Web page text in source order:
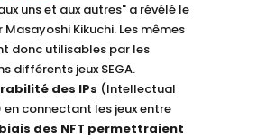
uns et aux autres" a révélé le
Kikuchi. Les mêmes
donc utilisables par les
différents jeux SEGA.
des IPs (Intellectual
en connectant les jeux entre
des NFT permettraient